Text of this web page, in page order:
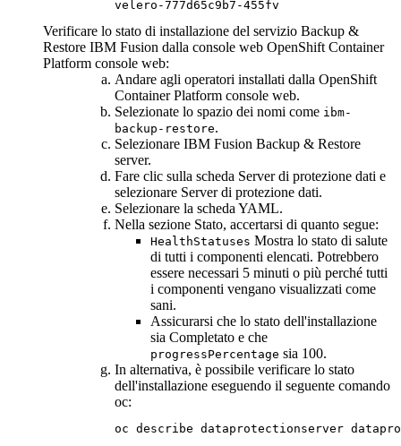
Verificare lo stato di installazione del servizio Backup &
Restore IBM Fusion dalla console web OpenShift Container
Platform console web:
Andare agli operatori installati dalla OpenShift
Container Platform console web.
Selezionate lo spazio dei nomi come ibm-
backup-restore.
Selezionare IBM Fusion Backup & Restore
server.
Fare clic sulla scheda Server di protezione dati e
selezionare Server di protezione dati.
Selezionare la scheda YAML.
Nella sezione Stato, accertarsi di quanto segue:
HealthStatuses Mostra lo stato di salute
di tutti i componenti elencati. Potrebbero
essere necessari 5 minuti o più perché tutti
i componenti vengano visualizzati come
sani.
Assicurarsi che lo stato dell'installazione
sia Completato e che
progressPercentage sia 100.
In alternativa, è possibile verificare lo stato
dell'installazione eseguendo il seguente comando
oc:
oc describe dataprotectionserver